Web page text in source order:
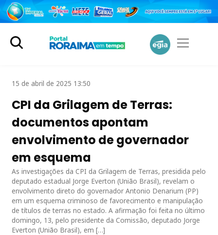
15 de abril de 2025 13:50
CPI da Grilagem de Terras:
documentos apontam
envolvimento de governador
em esquema
As investigações da CPI da Grilagem de Terras, presidida pelo
deputado estadual Jorge Everton (União Brasil), revelam o
envolvimento direto do governador Antonio Denarium (PP)
em um esquema criminoso de favorecimento e manipulação
de títulos de terras no estado. A afirmação foi feita no último
domingo, 13, pelo presidente da Comissão, deputado Jorge
Everton (União Brasil), em […]